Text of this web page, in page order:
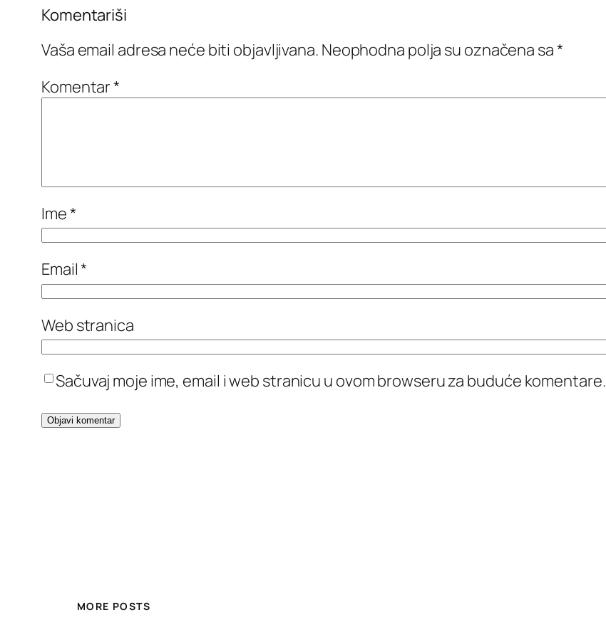
Komentariši
Vaša email adresa neće biti objavljivana. Neophodna polja su označena sa*
Komentar*
Ime*
Email*
Web stranica
Sačuvaj moje ime, email i web stranicu u ovom browseru za buduće komentare.
MORE POSTS